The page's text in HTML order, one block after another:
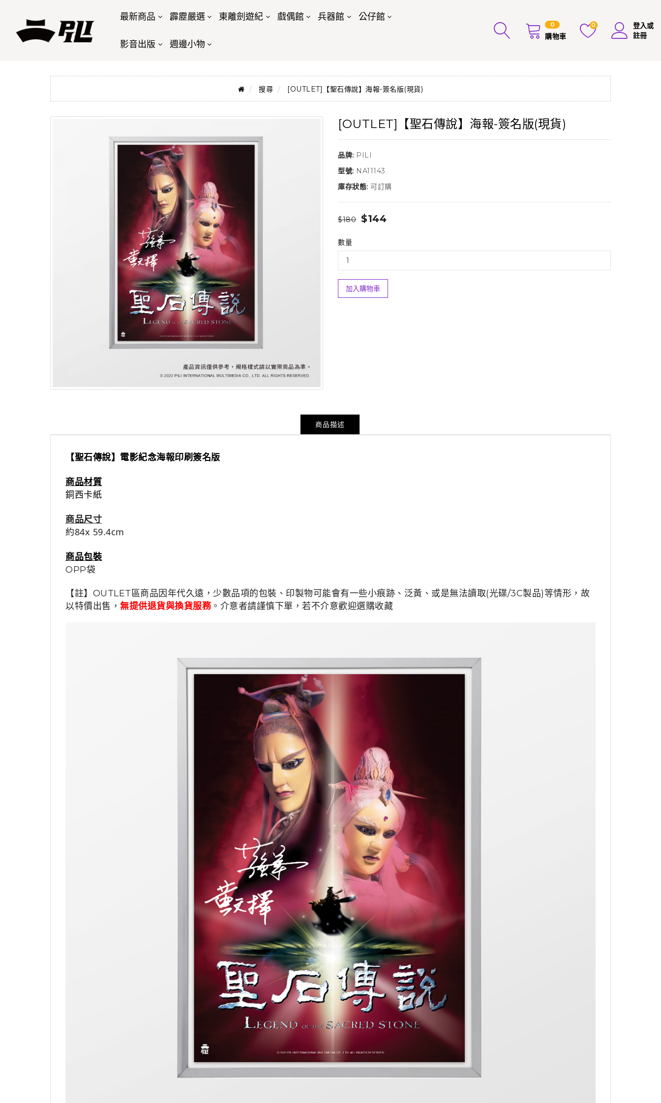
最新商品 霹靂嚴選 東離劍遊紀 戲偶館 兵器館 公仔館
影音出版 週邊小物
0
購物車
0
登入或
註冊
搜尋 [OUTLET]【聖石傳說】海報-簽名版(現貨)
[OUTLET]【聖石傳說】海報-簽名版(現貨)
品牌: PILI
型號: NA11143
庫存狀態: 可訂購
$180 $144
數量
加入購物車
商品描述
【聖石傳說】電影紀念海報印刷簽名版
商品材質
銅西卡紙
商品尺寸
約84x 59.4cm
商品包裝
OPP袋
【註】OUTLET區商品因年代久遠，少數品項的包裝、印製物可能會有一些小痕跡、泛黃、或是無法讀取(光碟/3C製品)等情形，故
以特價出售， 無提供退貨與換貨服務。介意者請謹慎下單，若不介意歡迎選購收藏